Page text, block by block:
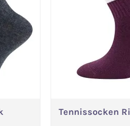
Variante
Tennissocken